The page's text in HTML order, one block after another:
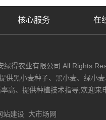
核心服务 在
得农业有限公司 All Rights
供黑小麦种子、黑小麦、绿小
高、提供种植技术指导;欢迎来
站建设 大市场网